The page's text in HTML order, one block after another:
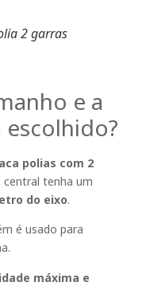
2 garras
e a
polias com 2
tenha um
do eixo.
é usado para
máxima e